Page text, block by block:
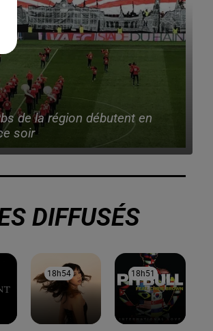
de la région débutent en
soir
DIFFUSÉS
18h54
18h54 18h51
18h51